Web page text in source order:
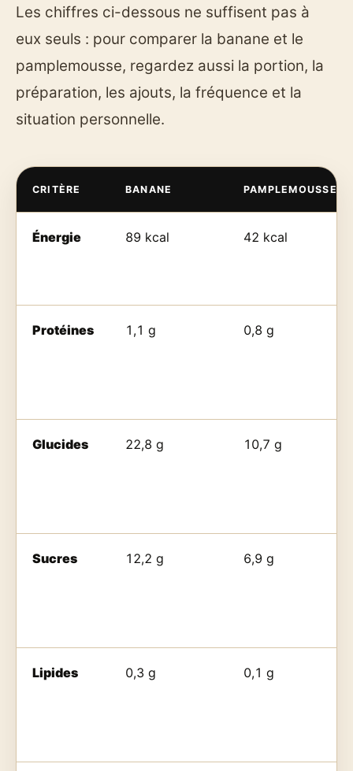
Les chiffres ci-dessous ne suffisent pas à
eux seuls : pour comparer la banane et le
pamplemousse, regardez aussi la portion, la
préparation, les ajouts, la fréquence et la
situation personnelle.
CRITÈRE BANANE PAMPLEMOUSSE
Énergie 89 kcal 42 kcal
Protéines 1,1 g 0,8 g
Glucides 22,8 g 10,7 g
Sucres 12,2 g 6,9 g
Lipides 0,3 g 0,1 g